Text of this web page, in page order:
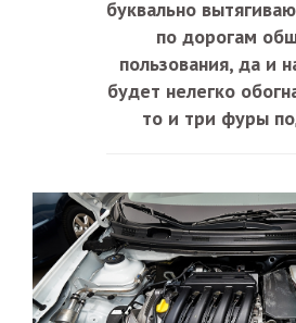
буквально
по дорогам
пользования, да и
будет нелегко
то и три фуры